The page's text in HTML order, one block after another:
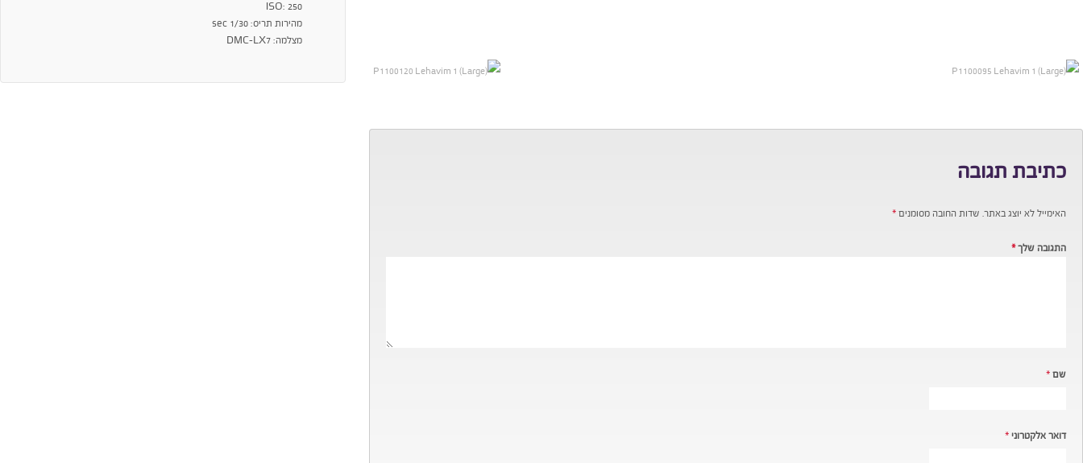
כתיבת תגובה
האימייל לא יוצג באתר. שדות החובה מסומנים *
התגובה שלך*
שם *
דואר אלקטרוני *
ISO: 250
מהירות תריס: 1/30 sec
מצלמה: DMC-LX7